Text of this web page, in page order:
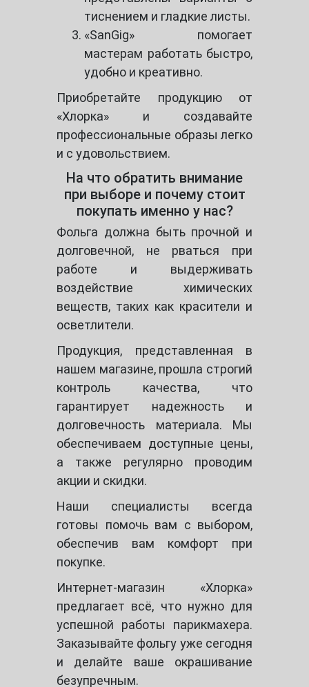
тиснением и гладкие листы.
«SanGig» помогает
мастерам работать быстро,
удобно и креативно.
Приобретайте продукцию от
«Хлорка» и создавайте
профессиональные образы легко
и с удовольствием.
На что обратить внимание
при выборе и почему стоит
покупать именно у нас?
Фольга должна быть прочной и
долговечной, не рваться при
работе и выдерживать
воздействие химических
веществ, таких как красители и
осветлители.
Продукция, представленная в
нашем магазине, прошла строгий
контроль качества, что
гарантирует надежность и
долговечность материала. Мы
обеспечиваем доступные цены,
а также регулярно проводим
акции и скидки.
Наши специалисты всегда
готовы помочь вам с выбором,
обеспечив вам комфорт при
покупке.
Интернет-магазин «Хлорка»
предлагает всё, что нужно для
успешной работы парикмахера.
Заказывайте фольгу уже сегодня
и делайте ваше окрашивание
безупречным.